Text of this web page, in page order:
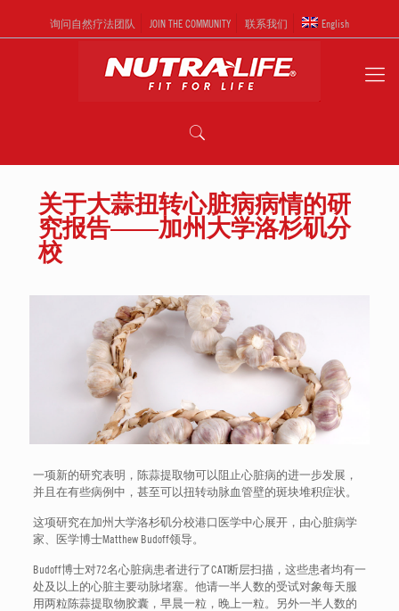
询问自然疗法团队 JOIN THE COMMUNITY 联系我们 English
关于大蒜扭转心脏病病情的研
究报告——加州大学洛杉矶分
校
一项新的研究表明，陈蒜提取物可以阻止心脏病的进一步发展，
并且在有些病例中，甚至可以扭转动脉血管壁的斑块堆积症状。
这项研究在加州大学洛杉矶分校港口医学中心展开，由心脏病学
家、医学博士Matthew Budoff领导。
Budoff博士对72名心脏病患者进行了CAT断层扫描，这些患者均有一
处及以上的心脏主要动脉堵塞。他请一半人数的受试对象每天服
用两粒陈蒜提取物胶囊，早晨一粒，晚上一粒。另外一半人数的